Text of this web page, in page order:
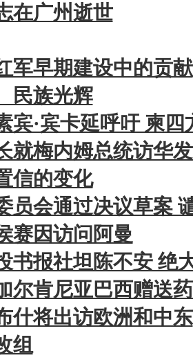
在广州逝世
军早期建设中的贡献
民族光辉
宾·宾卡延呼吁 柬
就梅内姆总统访华
信的变化
员会通过决议草案
赛因访问阿曼
书报社坦陈不安 绝
尔肯尼亚巴西赠送
什将出访欧洲和中东
组